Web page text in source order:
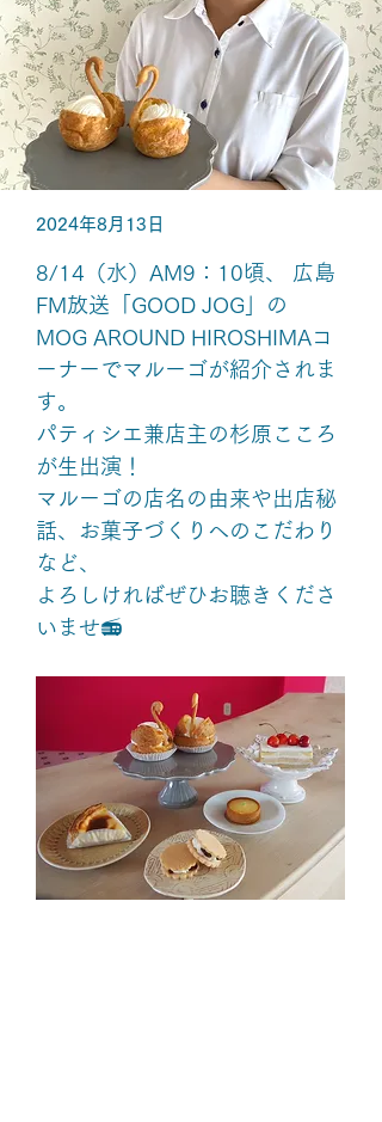
2024年8月13日
8/14（水）AM9：10頃、 広島
FM放送「GOOD JOG」の
MOG AROUND HIROSHIMAコ
ーナーでマルーゴが紹介されま
す。
パティシエ兼店主の杉原こころ
が生出演！
マルーゴの店名の由来や出店秘
話、お菓子づくりへのこだわり
など、
よろしければぜひお聴きくださ
いませ📻